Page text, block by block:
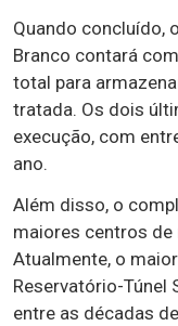
Quando concluído,
Branco contará
total para
tratada. Os dois
execução, com
ano.
Além disso, o
maiores centros de
Atualmente, o
Reservatório-Túnel
entre as décadas